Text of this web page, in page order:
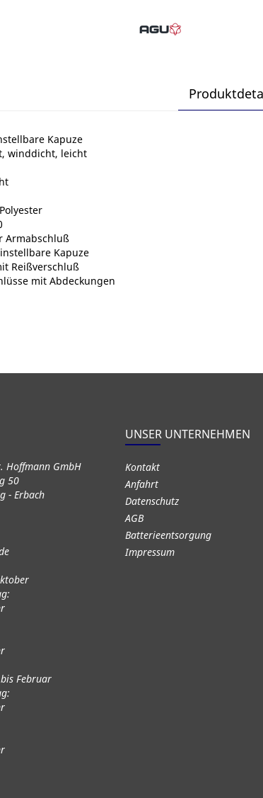
Kapuze
winddicht, leicht
Armabschluß
Kapuze
Reißverschluß
mit Abdeckungen
Hoffmann GmbH
50
- Erbach
Februar
UNSER UNTERNEHMEN
Kontakt
Anfahrt
Datenschutz
AGB
Batterieentsorgung
Impressum